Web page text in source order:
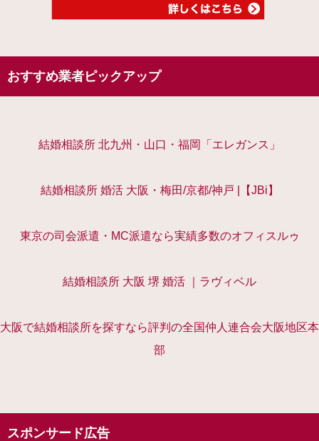
おすすめ業者ピックアップ
結婚相談所 北九州・山口・福岡「エレガンス」
結婚相談所 婚活 大阪・梅田/京都/神戸 |【JBi】
東京の司会派遣・MC派遣なら実績多数のオフィスルゥ
結婚相談所 大阪 堺 婚活 ｜ラヴィベル
大阪で結婚相談所を探すなら評判の全国仲人連合会大阪地区本
部
スポンサード広告